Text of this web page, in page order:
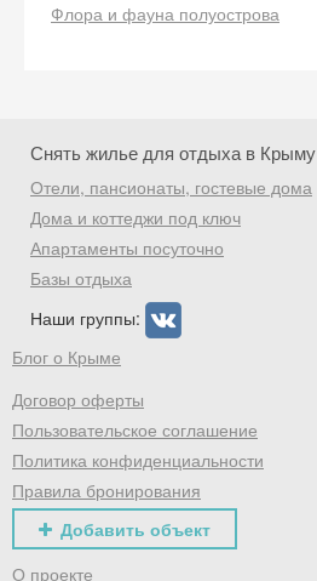
Флора и фауна полуострова
Снять жилье для отдыха в Крыму
Отели, пансионаты, гостевые дома
Дома и коттеджи под ключ
Апартаменты посуточно
Базы отдыха
Наши группы:
Блог о Крыме
Договор оферты
Пользовательское соглашение
Политика конфиденциальности
Правила бронирования
Добавить объект
О проекте